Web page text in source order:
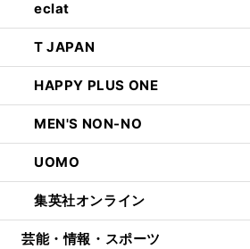
eclat
T JAPAN
HAPPY PLUS ONE
MEN'S NON-NO
UOMO
集英社オンライン
芸能・情報・スポーツ